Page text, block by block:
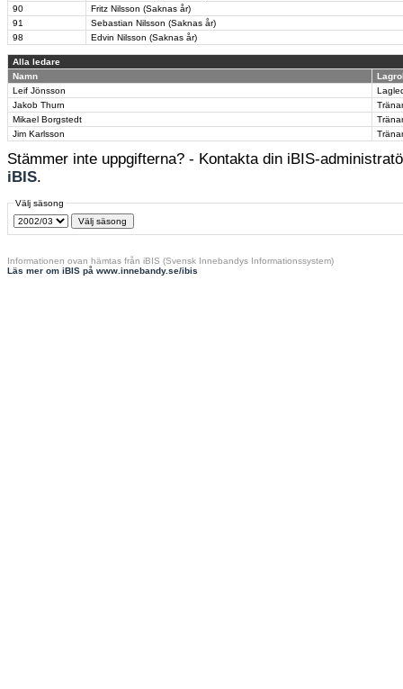
90
Fritz Nilsson (Saknas år)
91
Sebastian Nilsson (Saknas år)
98
Edvin Nilsson (Saknas år)
Alla ledare
Namn
Leif Jönsson
Jakob Thurn
Mikael Borgstedt
Jim Karlsson
Stämmer inte uppgifterna? - Kontakta din iBIS-
iBIS.
Välj säsong
Informationen ovan hämtas från iBIS (Svensk Innebandys Informationssystem)
Läs mer om iBIS på www.innebandy.se/ibis